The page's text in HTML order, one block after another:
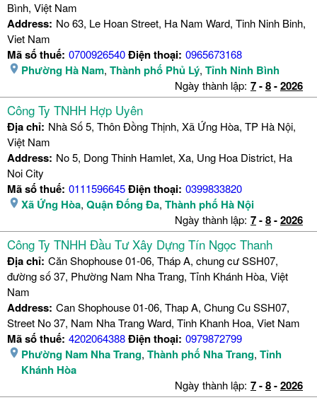
Bình, Việt Nam
Address: No 63, Le Hoan Street, Ha Nam Ward, Tinh Ninh Binh,
Viet Nam
Mã số thuế: 0700926540Điện thoại: 0965673168
Phường Hà Nam, Thành phố Phủ Lý, Tỉnh Ninh Bình
Ngày thành lập: 7-8-2026
Công Ty TNHH Hợp Uyên
Địa chỉ: Nhà Số 5, Thôn Đồng Thịnh, Xã Ứng Hòa, TP Hà Nội,
Việt Nam
Address: No 5, Dong Thinh Hamlet, Xa, Ung Hoa District, Ha
Noi City
Mã số thuế: 0111596645Điện thoại: 0399833820
Xã Ứng Hòa, Quận Đống Đa, Thành phố Hà Nội
Ngày thành lập: 7-8-2026
Công Ty TNHH Đầu Tư Xây Dựng Tín Ngọc Thanh
Địa chỉ: Căn Shophouse 01-06, Tháp A, chung cư SSH07,
đường số 37, Phường Nam Nha Trang, Tỉnh Khánh Hòa, Việt
Nam
Address: Can Shophouse 01-06, Thap A, Chung Cu SSH07,
Street No 37, Nam Nha Trang Ward, Tinh Khanh Hoa, Viet Nam
Mã số thuế: 4202064388Điện thoại: 0979872799
Phường Nam Nha Trang, Thành phố Nha Trang, Tỉnh
Khánh Hòa
Ngày thành lập: 7-8-2026